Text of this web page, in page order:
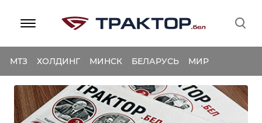
МТЗ ХОЛДИНГ МИНСК БЕЛАРУСЬ МИР